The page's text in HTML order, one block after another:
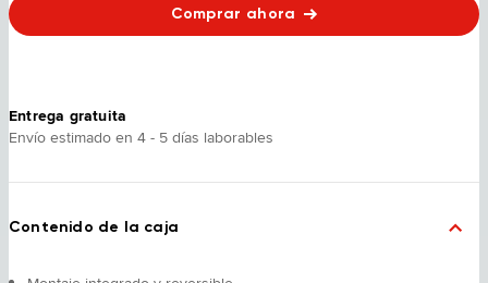
Comprar ahora
Entrega gratuita
Envío estimado en 4 - 5 días laborables
Contenido de la caja